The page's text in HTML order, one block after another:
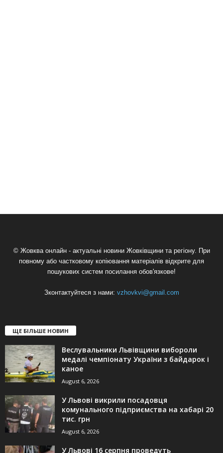
© Жовква онлайн - актуальні новини Жовківщини та регіону. При
повному або частковому копіювання матеріалів відкрите для
пошукових систем посилання обов'язкове!
Зконтактуйтеся з нами: vzhovkvi@gmail.com
ЩЕ БІЛЬШЕ НОВИН
Веслувальники Львівщини вибороли
медалі чемпіонату України з байдарок і
каное
August 6, 2026
У Львові викрили посадовця
комунального підприємства на хабарі 20
тис. грн
August 6, 2026
У Львові 16 серпня проведуть